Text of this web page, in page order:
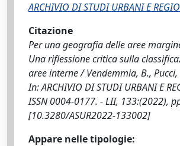
ARCHIVIO DI STUDI URBANI E
Citazione
Per una geografia delle aree
Una riflessione critica sulla
aree interne / Vendemmia, B., Pucci,
In: ARCHIVIO DI STUDI URBANI E
ISSN 0004-0177. - LII, 133:(2022),
[10.3280/ASUR2022-133002]
Appare nelle tipologie: